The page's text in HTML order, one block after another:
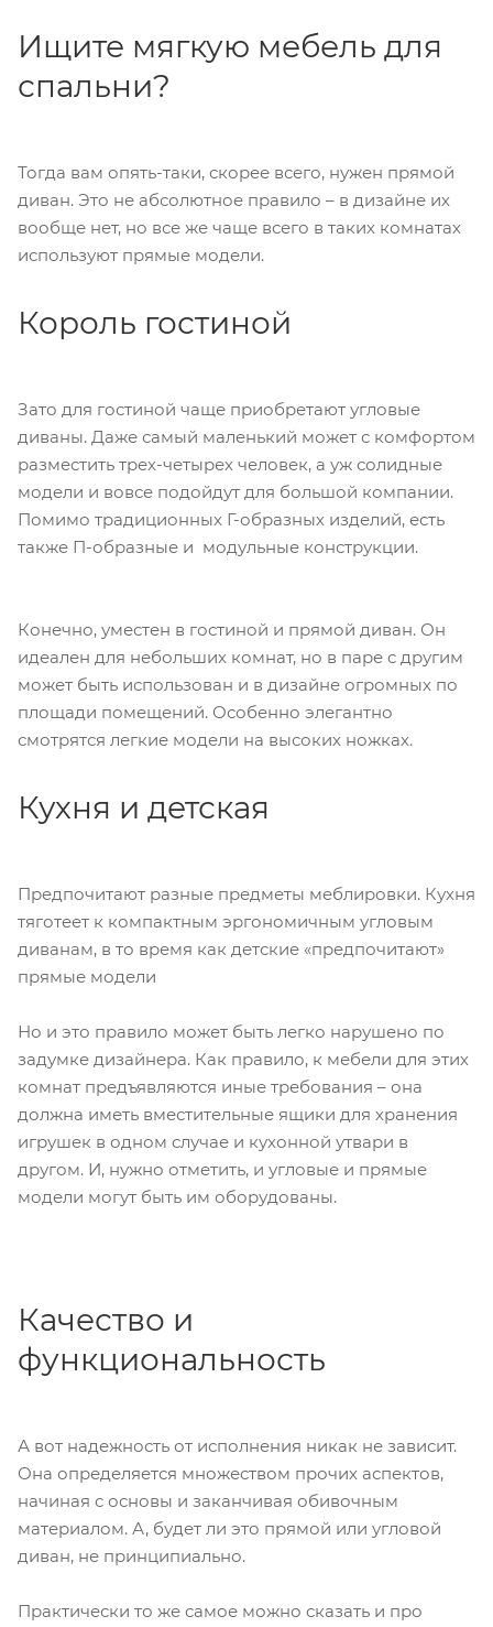
Ищите мягкую мебель для
спальни?
Тогда вам опять-таки, скорее всего, нужен прямой
диван. Это не абсолютное правило – в дизайне их
вообще нет, но все же чаще всего в таких комнатах
используют прямые модели.
Король гостиной
Зато для гостиной чаще приобретают угловые
диваны. Даже самый маленький может с комфортом
разместить трех-четырех человек, а уж солидные
модели и вовсе подойдут для большой компании.
Помимо традиционных Г-образных изделий, есть
также П-образные и модульные конструкции.
Конечно, уместен в гостиной и прямой диван. Он
идеален для небольших комнат, но в паре с другим
может быть использован и в дизайне огромных по
площади помещений. Особенно элегантно
смотрятся легкие модели на высоких ножках.
Кухня и детская
Предпочитают разные предметы меблировки. Кухня
тяготеет к компактным эргономичным угловым
диванам, в то время как детские «предпочитают»
прямые модели
Но и это правило может быть легко нарушено по
задумке дизайнера. Как правило, к мебели для этих
комнат предъявляются иные требования – она
должна иметь вместительные ящики для хранения
игрушек в одном случае и кухонной утвари в
другом. И, нужно отметить, и угловые и прямые
модели могут быть им оборудованы.
Качество и
функциональность
А вот надежность от исполнения никак не зависит.
Она определяется множеством прочих аспектов,
начиная с основы и заканчивая обивочным
материалом. А, будет ли это прямой или угловой
диван, не принципиально.
Практически то же самое можно сказать и про